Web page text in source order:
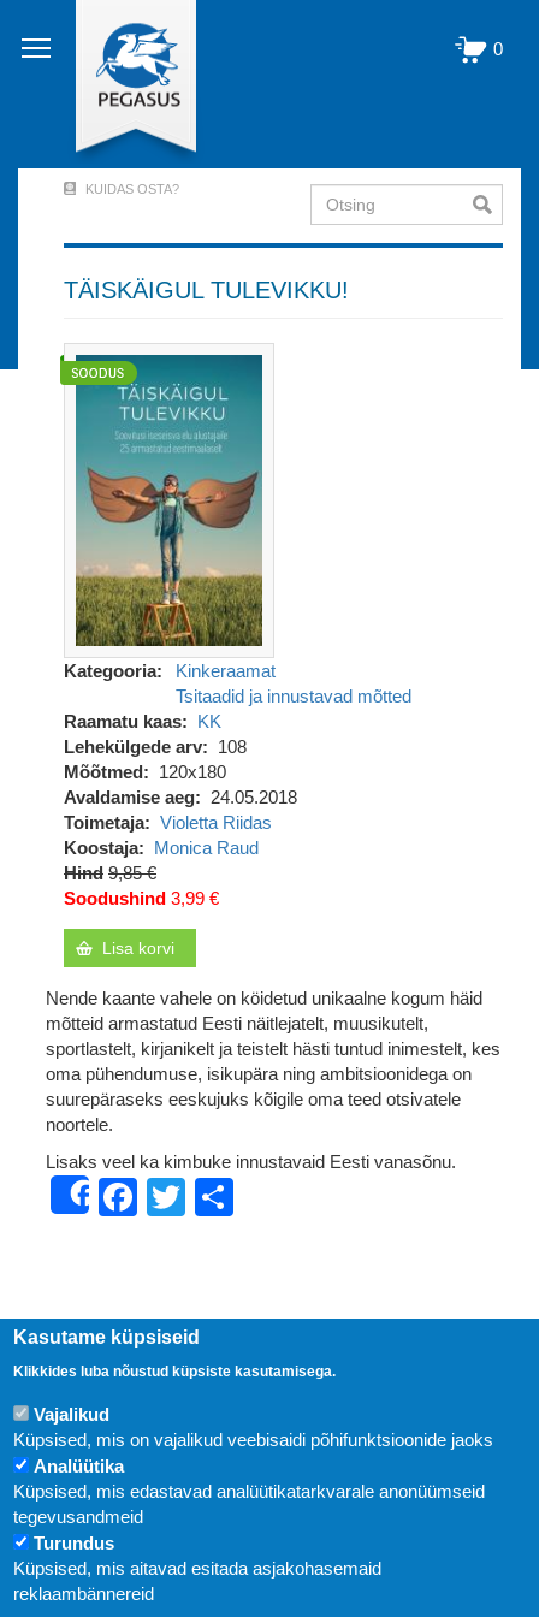
edasi
põhisisu
0
Account
Menu
out)
KUIDAS OSTA? Otsing
TÄISKÄIGUL TULEVIKKU!
Kategooria
Kinkeraamat
Tsitaadid ja innustavad mõtted
Raamatu kaas
KK
Lehekülgede arv
108
Mõõtmed
120x180
Avaldamise aeg
24.05.2018
Toimetaja
Violetta Riidas
Koostaja
Monica Raud
Hind 9,85 €
Soodushind 3,99 €
Lisa korvi
Nende kaante vahele on köidetud unikaalne kogum häid
mõtteid armastatud Eesti näitlejatelt, muusikutelt,
sportlastelt, kirjanikelt ja teistelt hästi tuntud inimestelt, kes
oma pühendumuse, isikupära ning ambitsioonidega on
suurepäraseks eeskujuks kõigile oma teed otsivatele
noortele.
Lisaks veel ka kimbuke innustavaid Eesti vanasõnu.
ShareFacebook
Twitter
Uudised
KIRJASTUS PEGASUS OÜ © 2020
Kasutame küpsiseid
Klikkides luba nõustud küpsiste kasutamisega.
Vajalikud
Küpsised, mis on vajalikud veebisaidi põhifunktsioonide jaoks
Analüütika
Küpsised, mis edastavad analüütikatarkvarale anonüümseid
tegevusandmeid
Turundus
Küpsised, mis aitavad esitada asjakohasemaid
reklaambännereid